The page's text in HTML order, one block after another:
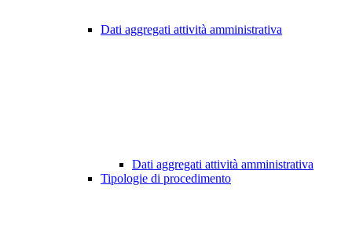
Dati aggregati attività amministrativa
Dati aggregati attività amministrativa
Tipologie di procedimento